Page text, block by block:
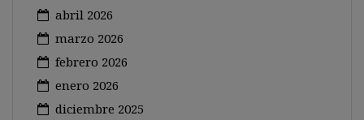
abril 2026
marzo 2026
febrero 2026
enero 2026
diciembre 2025